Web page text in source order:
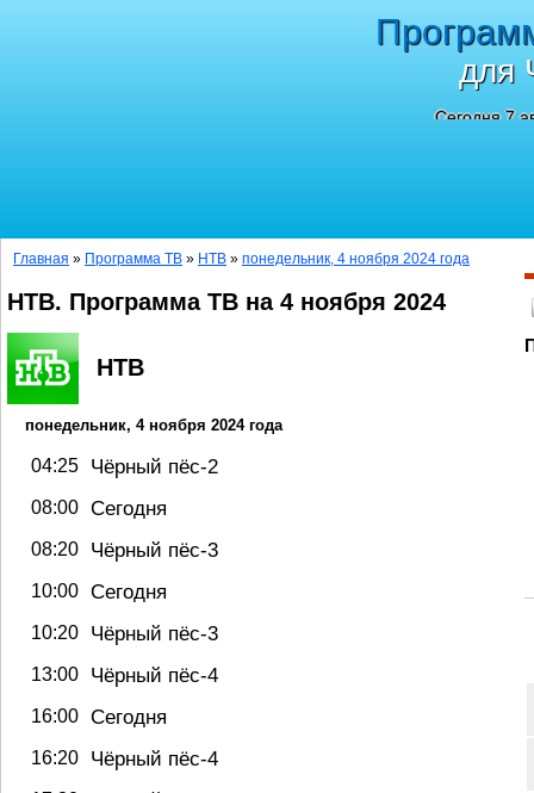
для
Сегодня 7
Главная » Программа ТВ » НТВ » понедельник, 4 ноября 2024 года
НТВ. Программа ТВ на 4 ноября 2024
НТВ
понедельник, 4 ноября 2024 года
04:25 Чёрный пёс-2
08:00 Сегодня
08:20 Чёрный пёс-3
10:00 Сегодня
10:20 Чёрный пёс-3
13:00 Чёрный пёс-4
16:00 Сегодня
16:20 Чёрный пёс-4